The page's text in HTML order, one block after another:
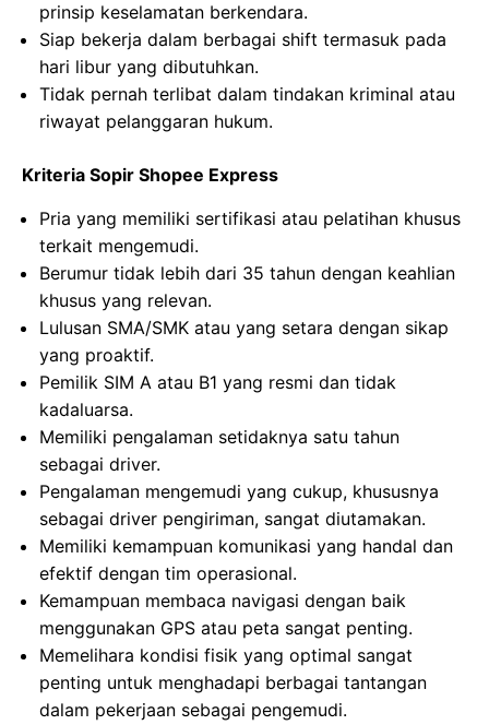
prinsip keselamatan berkendara.
Siap bekerja dalam berbagai shift termasuk pada
hari libur yang dibutuhkan.
Tidak pernah terlibat dalam tindakan kriminal atau
riwayat pelanggaran hukum.
Kriteria Sopir Shopee Express
Pria yang memiliki sertifikasi atau pelatihan khusus
terkait mengemudi.
Berumur tidak lebih dari 35 tahun dengan keahlian
khusus yang relevan.
Lulusan SMA/SMK atau yang setara dengan sikap
yang proaktif.
Pemilik SIM A atau B1 yang resmi dan tidak
kadaluarsa.
Memiliki pengalaman setidaknya satu tahun
sebagai driver.
Pengalaman mengemudi yang cukup, khususnya
sebagai driver pengiriman, sangat diutamakan.
Memiliki kemampuan komunikasi yang handal dan
efektif dengan tim operasional.
Kemampuan membaca navigasi dengan baik
menggunakan GPS atau peta sangat penting.
Memelihara kondisi fisik yang optimal sangat
penting untuk menghadapi berbagai tantangan
dalam pekerjaan sebagai pengemudi.